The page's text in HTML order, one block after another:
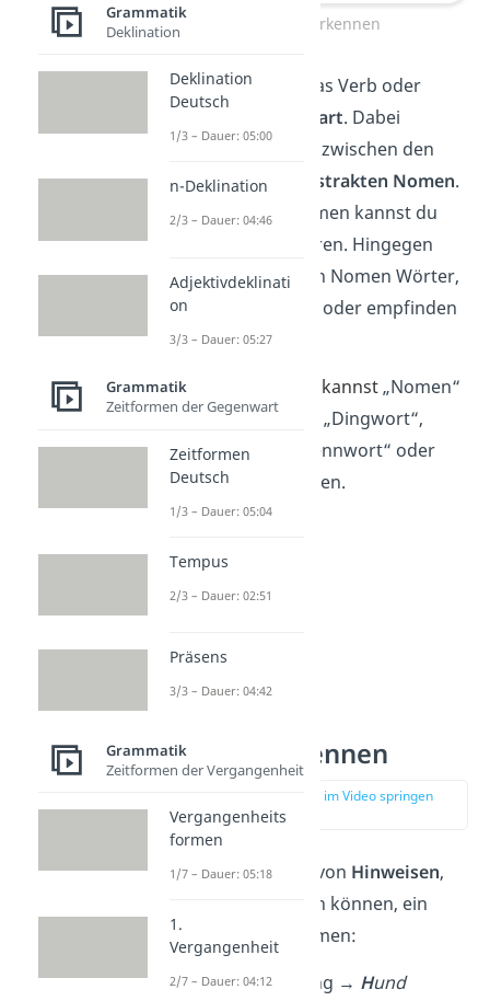
Nomen erkennen
Nomen sind wie das Verb oder
Wortart. Dabei
unterscheidest du zwischen den
konkretenund abstrakten Nomen.
Die konkreten Nomen kannst du
sehen oder berühren. Hingegen
sind die abstrakten Nomen Wörter,
die du nur denken oder empfinden
kannst.
Gut zu wissen:
Du kannst„Nomen“
auch „Substantiv“, „Dingwort“,
„Namenwort“, „Nennwort“ oder
„Hauptwort“ nennen.
Nomen erkennen
zur Stelle im Video springen
(01:20)
Es gibt eine Reihe von Hinweisen,
die dir dabei helfen können, ein
Nomen
zu bestimmen:
Großschreibung → Hund
Grammatik
Deklination
Deklination
Deutsch
1/3 – Dauer: 05:00
n-Deklination
2/3 – Dauer: 04:46
Adjektivdeklinati
on
3/3 – Dauer: 05:27
Grammatik
Zeitformen der Gegenwart
Zeitformen
Deutsch
1/3 – Dauer: 05:04
Tempus
2/3 – Dauer: 02:51
Präsens
3/3 – Dauer: 04:42
Grammatik
Zeitformen der Vergangenheit
Vergangenheits
formen
1/7 – Dauer: 05:18
1.
Vergangenheit
2/7 – Dauer: 04:12